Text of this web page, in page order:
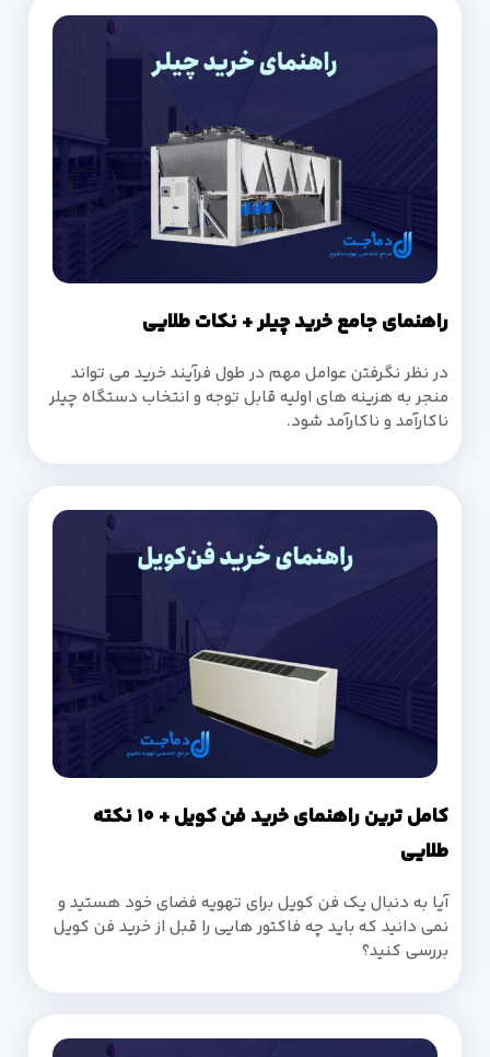
راهنمای جامع خرید چیلر + نکات طلایی
در نظر نگرفتن عوامل مهم در طول فرآیند خرید می تواند
منجر به هزینه های اولیه قابل توجه و انتخاب دستگاه چیلر
ناکارآمد و ناکارآمد شود.
کامل ترین راهنمای خرید فن کویل + 10 نکته
طلایی
آیا به دنبال یک فن کویل برای تهویه فضای خود هستید و
نمی دانید که باید چه فاکتور هایی را قبل از خرید فن کویل
بررسی کنید؟